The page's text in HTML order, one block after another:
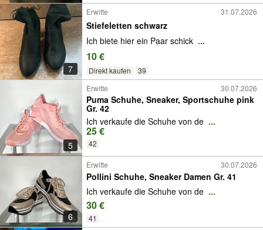
7
Erwitte 31.07.2026
Stiefeletten schwarz
Ich biete hier ein Paar schick ...
10 €
Direkt kaufen 39
5
Erwitte 30.07.2026
Puma Schuhe, Sneaker, Sportschuhe pink
Gr. 42
Ich verkaufe die Schuhe von de ...
25 €
42
6
Erwitte 30.07.2026
Pollini Schuhe, Sneaker Damen Gr. 41
Ich verkaufe die Schuhe von de ...
30 €
41